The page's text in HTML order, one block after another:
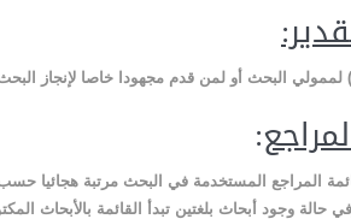
البحث أو لمن قدم مجهودا خاصا لإنجاز
:
المراجع المستخدمة في البحث مرتبة هجائيا
حالة وجود أبحاث بلغتين تبدأ القائمة بالأبحاث